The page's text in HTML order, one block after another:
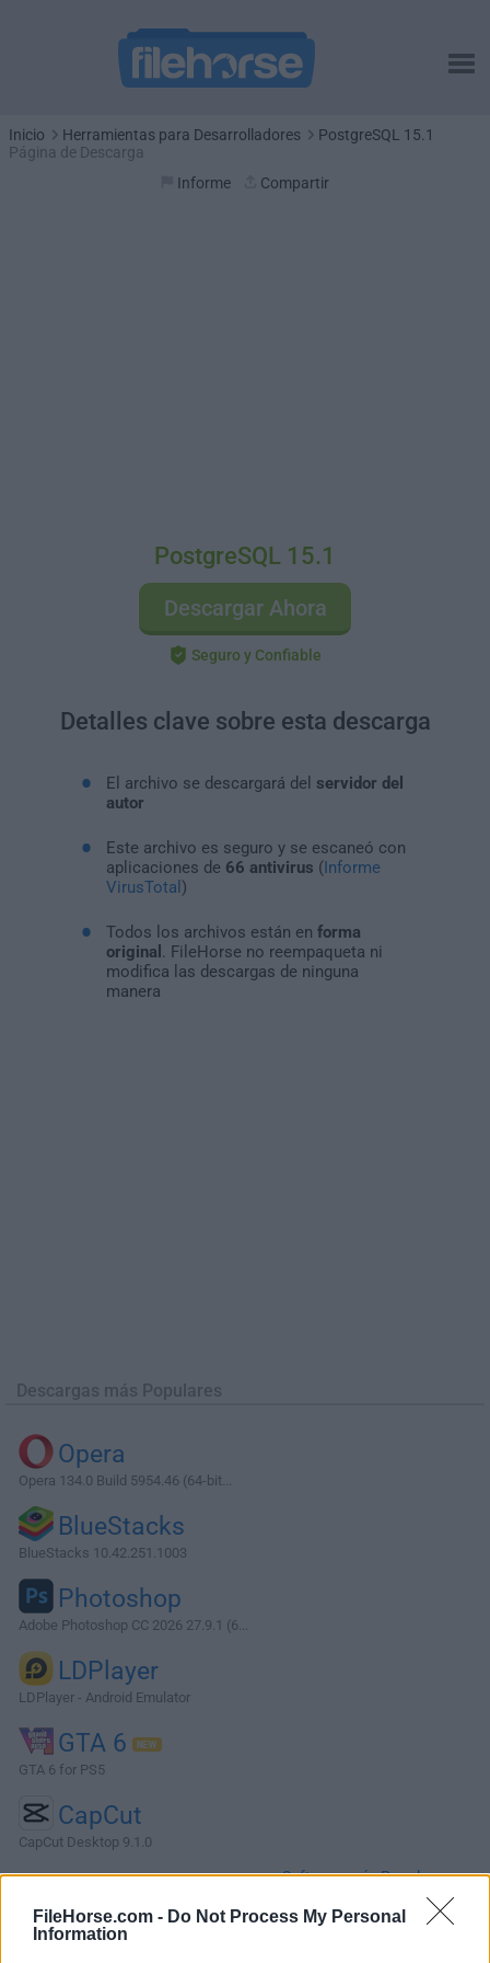
FileHorse.com - Do Not Process My Personal
Information
Inicio Herramientas para Desarrolladores
PostgreSQL 15.1
Página de Descarga
Informe
Compartir
PostgreSQL 15.1
Descargar Ahora
Seguro y Confiable
Detalles clave sobre esta descarga
El archivo se descargará del servidor del
autor
Este archivo es seguro y se escaneó con
aplicaciones de 66 antivirus (Informe
VirusTotal )
Todos los archivos están en forma
original
. FileHorse no reempaqueta ni
modifica las descargas de ninguna
manera
Descargas más Populares
Opera
Opera 134.0 Build 5954.46 (64-bit...
BlueStacks
BlueStacks 10.42.251.1003
Photoshop
Adobe Photoshop CC 2026 27.9.1 (6...
LDPlayer
LDPlayer - Android Emulator
GTA 6
GTA 6 for PS5
CapCut
CapCut Desktop 9.1.0
Software más Populares »
Acerca de PostgreSQL